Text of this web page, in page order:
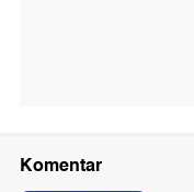
Komentar